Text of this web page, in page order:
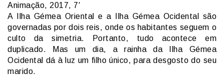
Animação, 2017, 7′
A Ilha Gémea Oriental e a Ilha Gémea Ocidental são
governadas por dois reis, onde os habitantes seguem o
culto da simetria. Portanto, tudo acontece em
duplicado. Mas um dia, a rainha da Ilha Gémea
Ocidental dá à luz um filho único, para desgosto do seu
marido.